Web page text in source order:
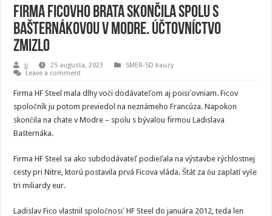
Firma Ficovho brata skončila spolu s
Bašternákovou v Modre. Účtovníctvo
zmizlo
jj 25 augusta, 2023
SMER-SD kauzy
Leave a comment
Firma HF Steel mala dlhy voči dodávateľom aj poisťovniam. Ficov
spoločník ju potom previedol na neznámeho Francúza. Napokon
skončila na chate v Modre – spolu s bývalou firmou Ladislava
Bašternáka.
Firma HF Steel sa ako subdodávateľ podieľala na výstavbe rýchlostnej
cesty pri Nitre, ktorú postavila prvá Ficova vláda. Štát za ňu zaplatí vyše
tri miliardy eur.
Ladislav Fico vlastnil spoločnosť HF Steel do januára 2012, teda len